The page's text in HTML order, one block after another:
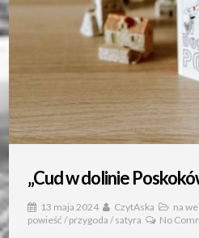
„Cud w dolinie
13 maja 2024 CzytAska na
powieść /przygoda /satyra No